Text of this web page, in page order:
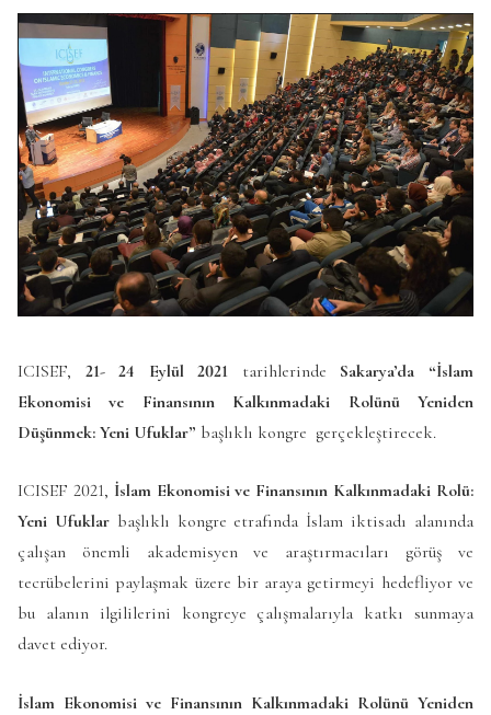
ICISEF, 21- 24 Eylül 2021 tarihlerinde Sakarya’da
“İslam
Ekonomisi ve Finansının Kalkınmadaki Rolünü Yeniden
Düşünmek: Yeni Ufuklar” başlıklı kongre gerçekleştirecek.
ICISEF 2021, İslam Ekonomisi ve Finansının Kalkınmadaki Rolü:
Yeni Ufuklarbaşlıklı kongre etrafında İslam iktisadı alanında
çalışan önemli akademisyen ve araştırmacıları görüş ve
tecrübelerini paylaşmak üzere bir araya getirmeyi hedefliyor ve
bu alanın ilgililerini kongreye çalışmalarıyla katkı sunmaya
davet ediyor.
İslam Ekonomisi ve Finansının Kalkınmadaki Rolünü Yeniden